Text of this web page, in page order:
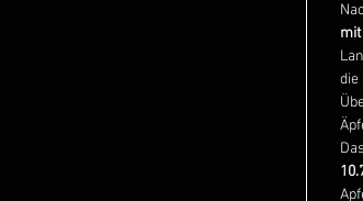
die